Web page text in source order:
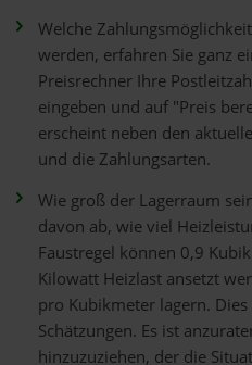
Welche
werden, erfahren Sie ganz
Preisrechner Ihre
eingeben und auf "Preis
erscheint neben den
und die Zahlungsarten.
Wie groß der Lagerraum
davon ab, wie viel
Faustregel können 0,9
Kilowatt Heizlast ansetzt
pro Kubikmeter lagern.
Schätzungen. Es ist
hinzuzuziehen, der die